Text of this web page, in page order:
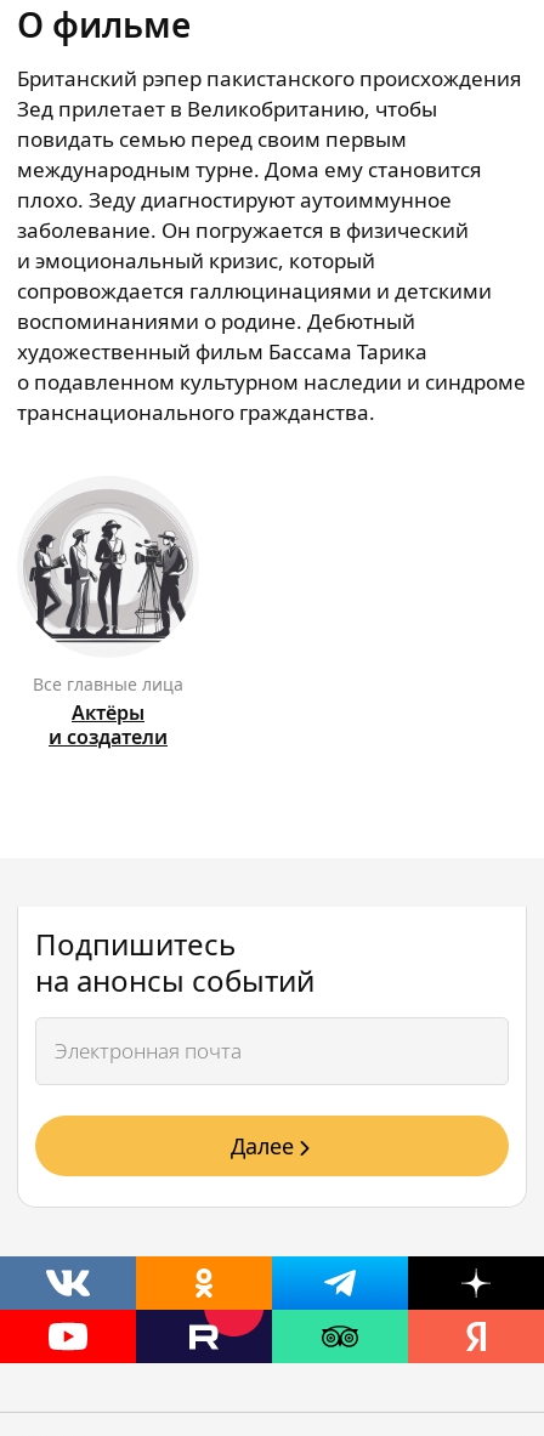
О фильме
Британский рэпер пакистанского происхождения
Зед прилетает в Великобританию, чтобы
повидать семью перед своим первым
международным турне. Дома ему становится
плохо. Зеду диагностируют аутоиммунное
заболевание. Он погружается в физический
и эмоциональный кризис, который
сопровождается галлюцинациями и детскими
воспоминаниями о родине. Дебютный
художественный фильм Бассама Тарика
о подавленном культурном наследии и синдроме
транснационального гражданства.
Все главные лица
Актёры
и создатели
Подпишитесь
на анонсы событий
Далее